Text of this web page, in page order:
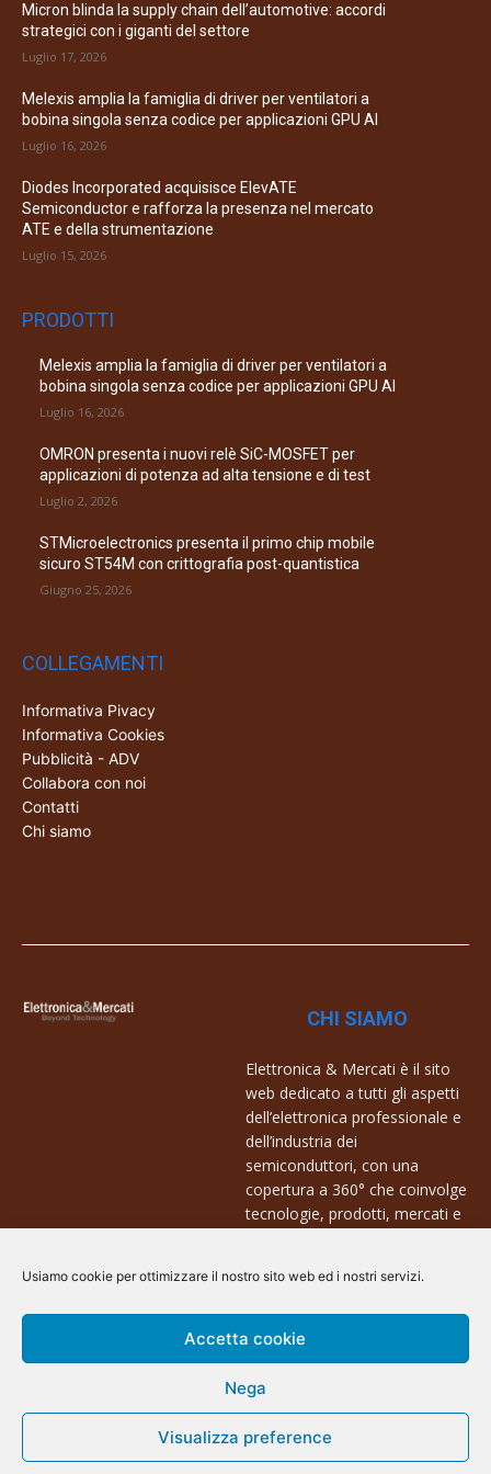
Usiamo cookie per ottimizzare il nostro sito web ed i nostri servizi.
Accetta cookie
Nega
Visualizza preference
Micron blinda la supply chain dell’automotive: accordi
strategici con i giganti del settore
Luglio 17, 2026
Melexis amplia la famiglia di driver per ventilatori a
bobina singola senza codice per applicazioni GPU AI
Luglio 16, 2026
Diodes Incorporated acquisisce ElevATE
Semiconductor e rafforza la presenza nel mercato
ATE e della strumentazione
Luglio 15, 2026
PRODOTTI
Melexis amplia la famiglia di driver per ventilatori a
bobina singola senza codice per applicazioni GPU AI
Luglio 16, 2026
OMRON presenta i nuovi relè SiC-MOSFET per
applicazioni di potenza ad alta tensione e di test
Luglio 2, 2026
STMicroelectronics presenta il primo chip mobile
sicuro ST54M con crittografia post-quantistica
Giugno 25, 2026
COLLEGAMENTI
Informativa Pivacy
Informativa Cookies
Pubblicità - ADV
Collabora con noi
Contatti
Chi siamo
CHI SIAMO
Elettronica & Mercati è il sito
web dedicato a tutti gli aspetti
dell’elettronica professionale e
dell’industria dei
semiconduttori, con una
copertura a 360° che coinvolge
tecnologie, prodotti, mercati e
Contatti:
info@arscommunication.it
@ArsCommunication 2023